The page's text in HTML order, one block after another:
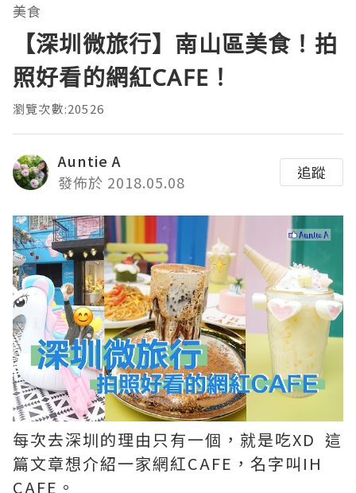
美食
【深圳微旅行】南山區美食！拍
照好看的網紅CAFE！
瀏覽次數:20526
Auntie A
發佈於 2018.05.08
追蹤
每次去深圳的理由只有一個，就是吃XD 這
篇文章想介紹一家網紅CAFE，名字叫IH
CAFE。